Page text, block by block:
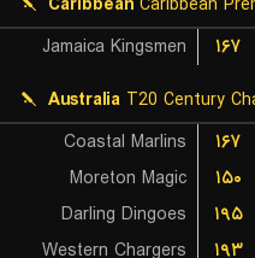
Jamaica Kingsmen
۱۶۷
Australia T20 Century
Coastal Marlins
۱۶۷
Moreton Magic
۱۵۰
Darling Dingoes
۱۹۵
Western Chargers
۱۹۳